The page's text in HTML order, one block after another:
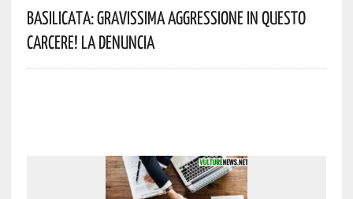
Basilicata: Gravissima Aggressione In Questo
Carcere! La Denuncia